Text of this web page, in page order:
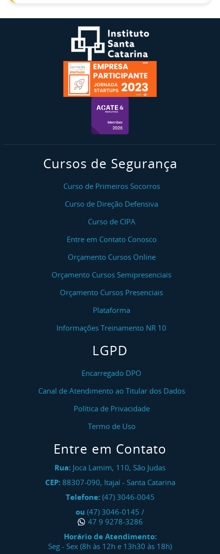
Cursos de Segurança
Curso de Primeiros Socorros
Curso de Direção Defensiva
Curso de CIPA
Entre em Contato Conosco
Orçamento Cursos Online
Orçamento Cursos Semipresenciais
Orçamento Cursos Presenciais
Plataforma
Informações Treinamento NR 10
LGPD
Encarregado DPO
Canal de Atendimento ao Titular dos Dados
Política de Privacidade
Termo de Uso
Entre em Contato
Rua: Joca Lamim, 110, São Judas
CEP: 88307-090, Itajaí- Santa Catarina
Telefone: (47) 3046-0045
ou (47) 3046-0145 /
47 9 9278-3286
Horário de Atendimento:
Seg - Sex (8h às 12h e 13h30 às 18h)